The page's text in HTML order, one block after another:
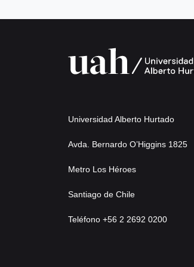
Universidad Alberto Hurtado
Avda. Bernardo O’Higgins 1825
Metro Los Héroes
Santiago de Chile
Teléfono +56 2 2692 0200